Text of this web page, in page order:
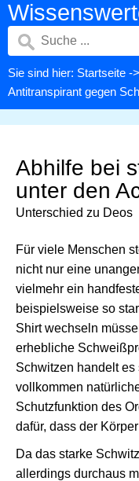
Sie sind hier: Startseite ->
Antitranspirant gegen
Abhilfe bei
unter den
Unterschied zu Deos
Für viele Menschen
nicht nur eine
vielmehr ein
beispielsweise so
Shirt wechseln
erhebliche
Schwitzen handelt
vollkommen
Schutzfunktion des
dafür, dass der
Da das starke
allerdings durchaus